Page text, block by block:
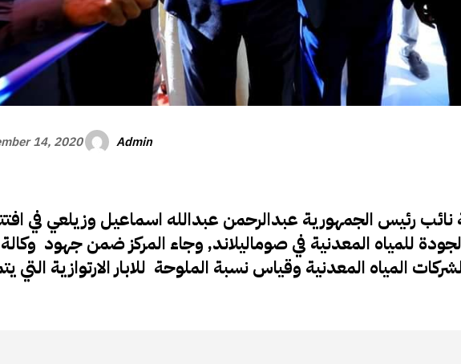
14, 2020 Admin
رئيس الجمهورية عبدالرحمن عبدالله اسماعيل وزيلعي في
للمياه المعدنية في صوماليلاند, وجاء المركز ضمن جهود
المياه المعدنية وقياس نسبة الملوحة للابار الارتوازية التي